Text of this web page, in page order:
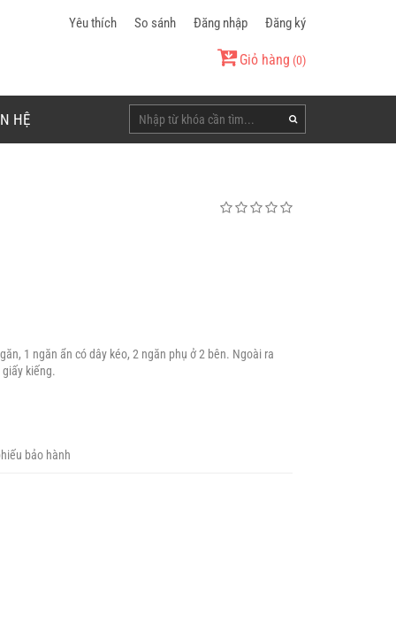
Yêu thích So sánh Đăng nhập Đăng ký
Giỏ hàng (0)
HỆ
1 ngăn ẩn có dây kéo, 2 ngăn phụ ở 2 bên. Ngoài ra
kiếng.
bảo hành